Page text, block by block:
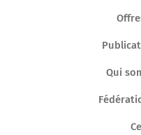
Qui